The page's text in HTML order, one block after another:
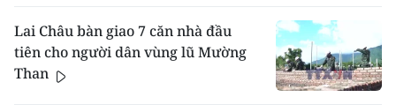
Lai Châu bàn giao 7 căn nhà đầu
tiên cho người dân vùng lũ Mường
Than